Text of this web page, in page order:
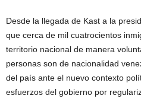
Desde la llegada de Kast a la
que cerca de mil cuatrocientos
territorio nacional de manera
personas son de nacionalidad
del país ante el nuevo contexto
esfuerzos del gobierno por